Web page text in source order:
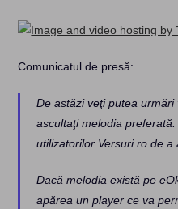
Comunicatul de presă:
De astăzi veţi putea
ascultaţi melodia
utilizatorilor Versuri.ro de a
Dacă melodia există pe
apărea un player ce va